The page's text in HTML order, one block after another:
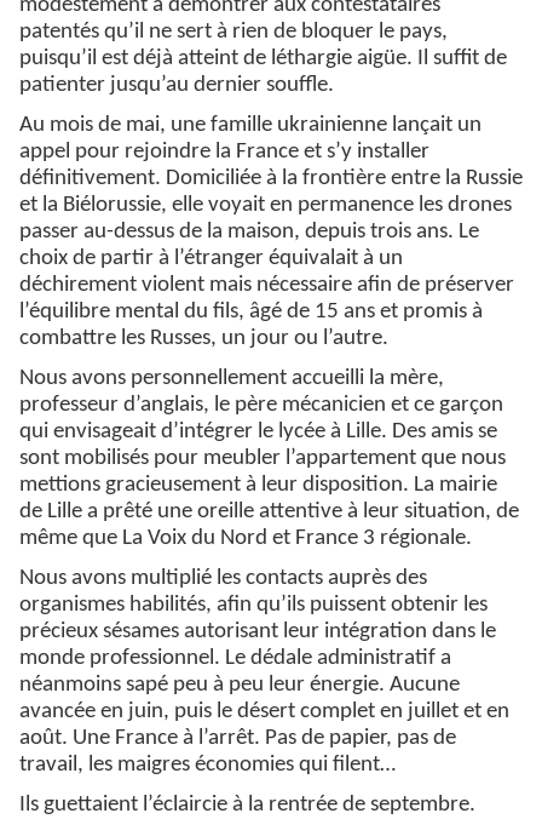
modestement à démontrer aux contestataires
patentés qu’il ne sert à rien de bloquer le pays,
puisqu’il est déjà atteint de léthargie aigüe. Il suffit de
patienter jusqu’au dernier souffle.
Au mois de mai, une famille ukrainienne lançait un
appel pour rejoindre la France et s’y installer
définitivement. Domiciliée à la frontière entre la Russie
et la Biélorussie, elle voyait en permanence les drones
passer au-dessus de la maison, depuis trois ans. Le
choix de partir à l’étranger équivalait à un
déchirement violent mais nécessaire afin de préserver
l’équilibre mental du fils, âgé de 15 ans et promis à
combattre les Russes, un jour ou l’autre.
Nous avons personnellement accueilli la mère,
professeur d’anglais, le père mécanicien et ce garçon
qui envisageait d’intégrer le lycée à Lille. Des amis se
sont mobilisés pour meubler l’appartement que nous
mettions gracieusement à leur disposition. La mairie
de Lille a prêté une oreille attentive à leur situation, de
même que La Voix du Nord et France 3 régionale.
Nous avons multiplié les contacts auprès des
organismes habilités, afin qu’ils puissent obtenir les
précieux sésames autorisant leur intégration dans le
monde professionnel. Le dédale administratif a
néanmoins sapé peu à peu leur énergie. Aucune
avancée en juin, puis le désert complet en juillet et en
août. Une France à l’arrêt. Pas de papier, pas de
travail, les maigres économies qui filent…
Ils guettaient l’éclaircie à la rentrée de septembre.